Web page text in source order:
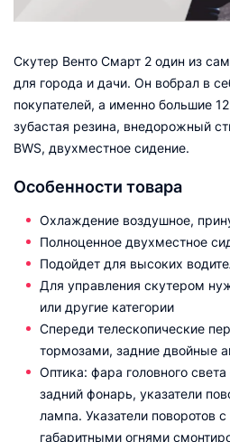
Скутер Венто Смарт 2 один из
для города и дачи. Он вобрал в
покупателей, а именно большие
зубастая резина, внедорожный
BWS, двухместное сидение.
Особенности товара
Охлаждение воздушное,
Полноценное двухместное
Подойдет для высоких
Для управления скутером
или другие категории
Спереди телескопические
тормозами, задние двойные
Оптика: фара головного
задний фонарь, указатели
лампа. Указатели поворотов
габаритными огнями